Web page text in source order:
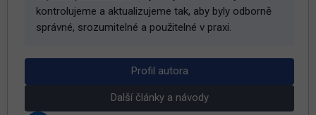
kontrolujeme a aktualizujeme tak, aby byly odborně
správné, srozumitelné a použitelné v praxi.
Profil autora
Další články a návody